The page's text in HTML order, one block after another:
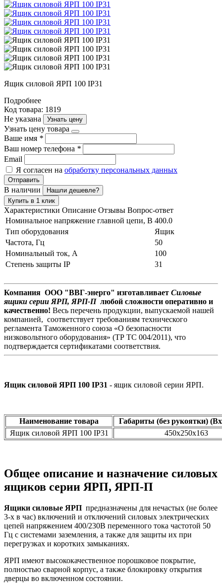
Ящик силовой ЯРП 100 IP31
Подробнее
Код товара: 1819
Не указана
Узнать цену
Узнать цену товара
Ваше имя *
Ваш номер телефона *
Email
Я согласен на обработку персональных данных
Отправить
В наличии
Нашли дешевле?
Купить в 1 клик
Характеристики Описание Отзывы Вопрос-ответ
Номинальное напряжение главной цепи, В 400.0
Тип оборудования
Ящик
Частота, Гц
50
Номинальный ток, А
100
Степень защиты IP
31
Компания ООО "ВВГ-энерго" изготавливает Силовые
ящики серии ЯРП, ЯРП-Плюбой сложности оперативно и
качественно! Весь перечень продукции, выпускаемой нашей
компанией, соответствует требованиям технического
регламента Таможенного союза «О безопасности
низковольтного оборудования» (ТР ТС 004/2011), что
подтверждается сертификатами соответствия.
Ящик силовой ЯРП 100 IP31 - ящик силовой серии ЯРП.
Наименование товара
Габариты (без рукоятки)
Ящик силовой ЯРП 100 IP31
450х250х163
Общее описание и назначение силовых
ящиков серии ЯРП, ЯРП-П
Ящики силовые ЯРП предназначены для нечастых (не более
3-х в час) включений и отключений силовых электрических
цепей напряжением 400/230В переменного тока частотой 50
Гц с системами заземления, а также для защиты их при
перегрузках и коротких замыканиях.
ЯРП имеют высококачественное порошковое покрытие,
полностью сварной корпус, а также блокировку открытия
дверцы во включенном состоянии.